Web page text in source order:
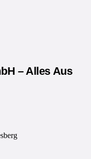
– Alles Aus